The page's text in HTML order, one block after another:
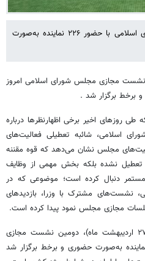
دومین نشست مجازی مجلس شورای اسلامی با حضور ۲۲۶ نماینده به‌صورت
نشست مجازی مجلس شورای اسلامی امروز
طی روزهای اخیر برخی اظهارنظرها درباره
اسلامی، شائبه تعطیلی فعالیت‌های
مجلس نشان می‌دهد که قوه مقننه
تعطیل نشده بلکه بخش مهمی از وظایف
دنبال کرده است؛ موضوعی که در
نشست‌های مشترک با وزرا، بازدیدهای
مجازی مجلس نمود پیدا کرده است.
بر این اساس، روز گذشته (یکشنبه ۲۷ اردیبهشت ماه)، دومین نشست مجازی
شورای اسلامی با حضور ۲۲۶ نماینده به‌صورت حضوری و برخط برگزار شد